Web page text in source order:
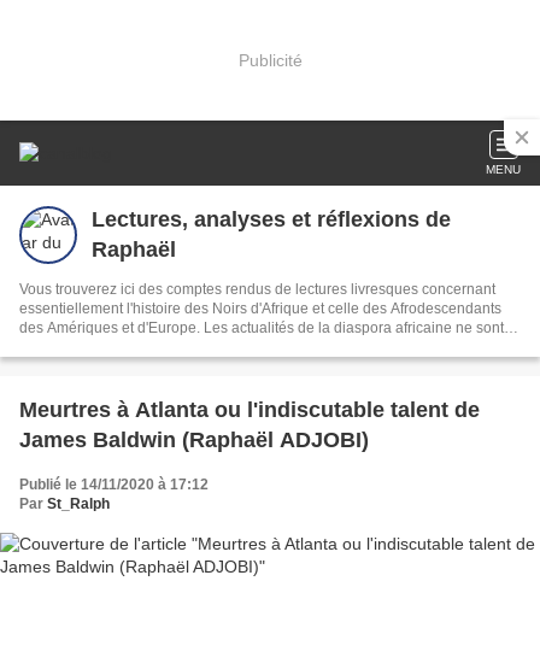
Publicité
MENU
Lectures, analyses et réflexions de
Raphaël
Vous trouverez ici des comptes rendus de lectures livresques concernant
essentiellement l'histoire des Noirs d'Afrique et celle des Afrodescendants
des Amériques et d'Europe. Les actualités de la diaspora africaine ne sont
Meurtres à Atlanta ou l'indiscutable talent de
James Baldwin (Raphaël ADJOBI)
Publié le 14/11/2020 à 17:12
Par St_Ralph